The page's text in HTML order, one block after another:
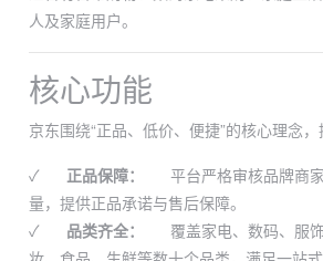
人及家庭用户。
核心功能
京东围绕“正品、低价、便捷”的核心理念，
✓ 正品保障：
平台严格审核品牌商
量，提供正品承诺与售后保障。
✓
品类齐全：
覆盖家电、数码、服